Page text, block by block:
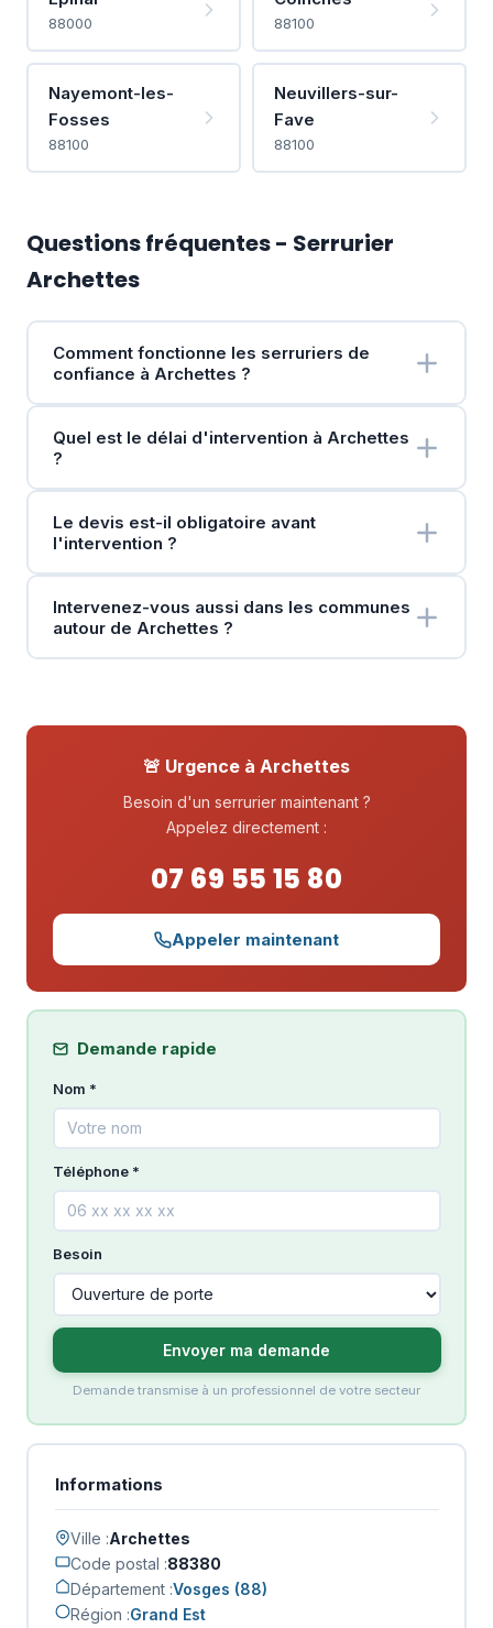
88000 88100
Nayemont-les-
Fosses
88100
Neuvillers-sur-
Fave
88100
Questions fréquentes - Serrurier
Archettes
Comment fonctionne les serruriers de
confiance à Archettes ?
Quel est le délai d'intervention à Archettes
?
Le devis est-il obligatoire avant
l'intervention ?
Intervenez-vous aussi dans les communes
autour de Archettes ?
🚨 Urgence à Archettes
Besoin d'un serrurier maintenant ?
Appelez directement :
07 69 55 15 80
Appeler maintenant
Demande rapide
Nom *
Téléphone *
Besoin
Envoyer ma demande
Demande transmise à un professionnel de votre secteur
Informations
Ville :Archettes
Code postal :88380
Département :Vosges (88)
Région :Grand Est